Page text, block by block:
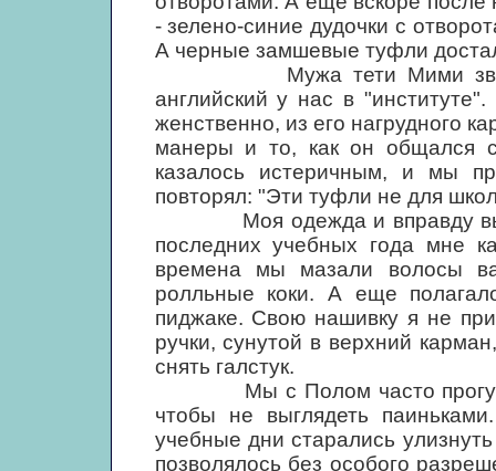
- зелено-синие дудочки с
А черные замшевые туфли
Мужа тети Мими звали
английский у нас в
женственно, из его нагрудного
манеры и то, как он общался
казалось истеричным, и мы
повторял: "Эти туфли не для
Моя одежда и вправду
последних учебных года мне
времена мы мазали волосы
ролльные коки. А еще
пиджаке. Свою нашивку я не
ручки, сунутой в верхний
снять галстук.
Мы с Полом часто
чтобы не выглядеть
учебные дни старались
позволялось без особого